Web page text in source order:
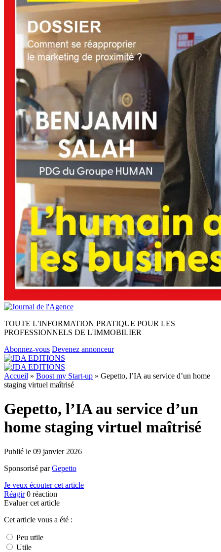
TOUTE L'INFORMATION PRATIQUE POUR LES
PROFESSIONNELS DE L'IMMOBILIER
Abonnez-vous Devenez annonceur
Accueil » Boost my Start-up » Gepetto, l’IA au service d’un home
staging virtuel maîtrisé
Gepetto, l’IA au service d’un
home staging virtuel maîtrisé
Publié le 09 janvier 2026
Sponsorisé parGepetto
Je veux écouter cet article
Réagir 0 réaction
Evaluer cet article
Cet article vous a été :
Peu utile
Utile